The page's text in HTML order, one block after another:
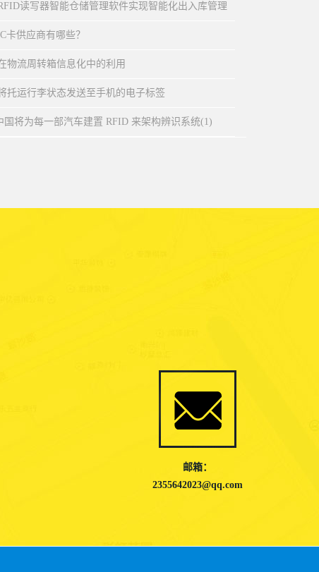
读写器智能仓储管理软件实现智能化出入库管理
卡供应商有哪些？
物流周转箱信息化中的利用
托运行李状态发送至手机的电子标签
国将为每一部汽车建置 RFID 来架构辨识系统(1)
邮箱：
2355642023@qq.com